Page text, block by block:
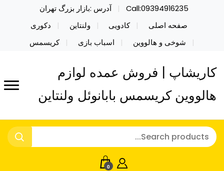
Call:09394916235
آدرس :بازار بزرگ تهران
صفحه اصلی
کادویی ولنتاین
دکوری
شوخی و هالووین
اسباب بازی کریسمس
کاریشاپ | فروش عمده لوازم
هالووین کریسمس بابانوئل ولنتاین
0